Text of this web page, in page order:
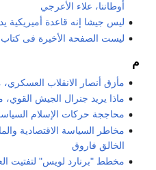
أوطاننا، علاء الأعرجي
ليس جيشا إنه قاعدة أميريكية
ليست الصفحة الأخيرة فى كتاب
م
مأزق أنصار الانقلاب العسكري،
ماذا يريد جنرال الجيش القوي،
محاججة حركات الإسلام
مخاطر السياسة الاقتصادية
الخالق فاروق
مخطط "برنارد لويس" لتفتيت